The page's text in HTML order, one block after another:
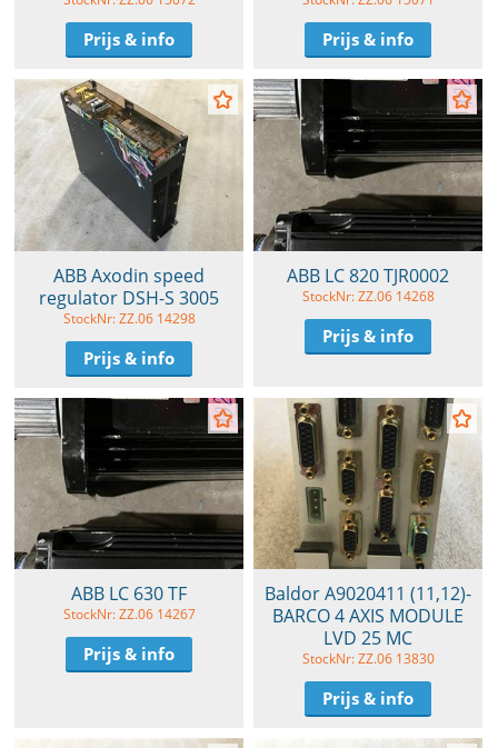
Prijs & info Prijs & info
ABB Axodin speed
regulator DSH-S 3005
StockNr: ZZ.06 14298
Prijs & info
ABB LC 820 TJR0002
StockNr: ZZ.06 14268
Prijs & info
ABB LC 630 TF
StockNr: ZZ.06 14267
Prijs & info
Baldor A9020411 (11,12)-
BARCO 4 AXIS MODULE
LVD 25 MC
StockNr: ZZ.06 13830
Prijs & info